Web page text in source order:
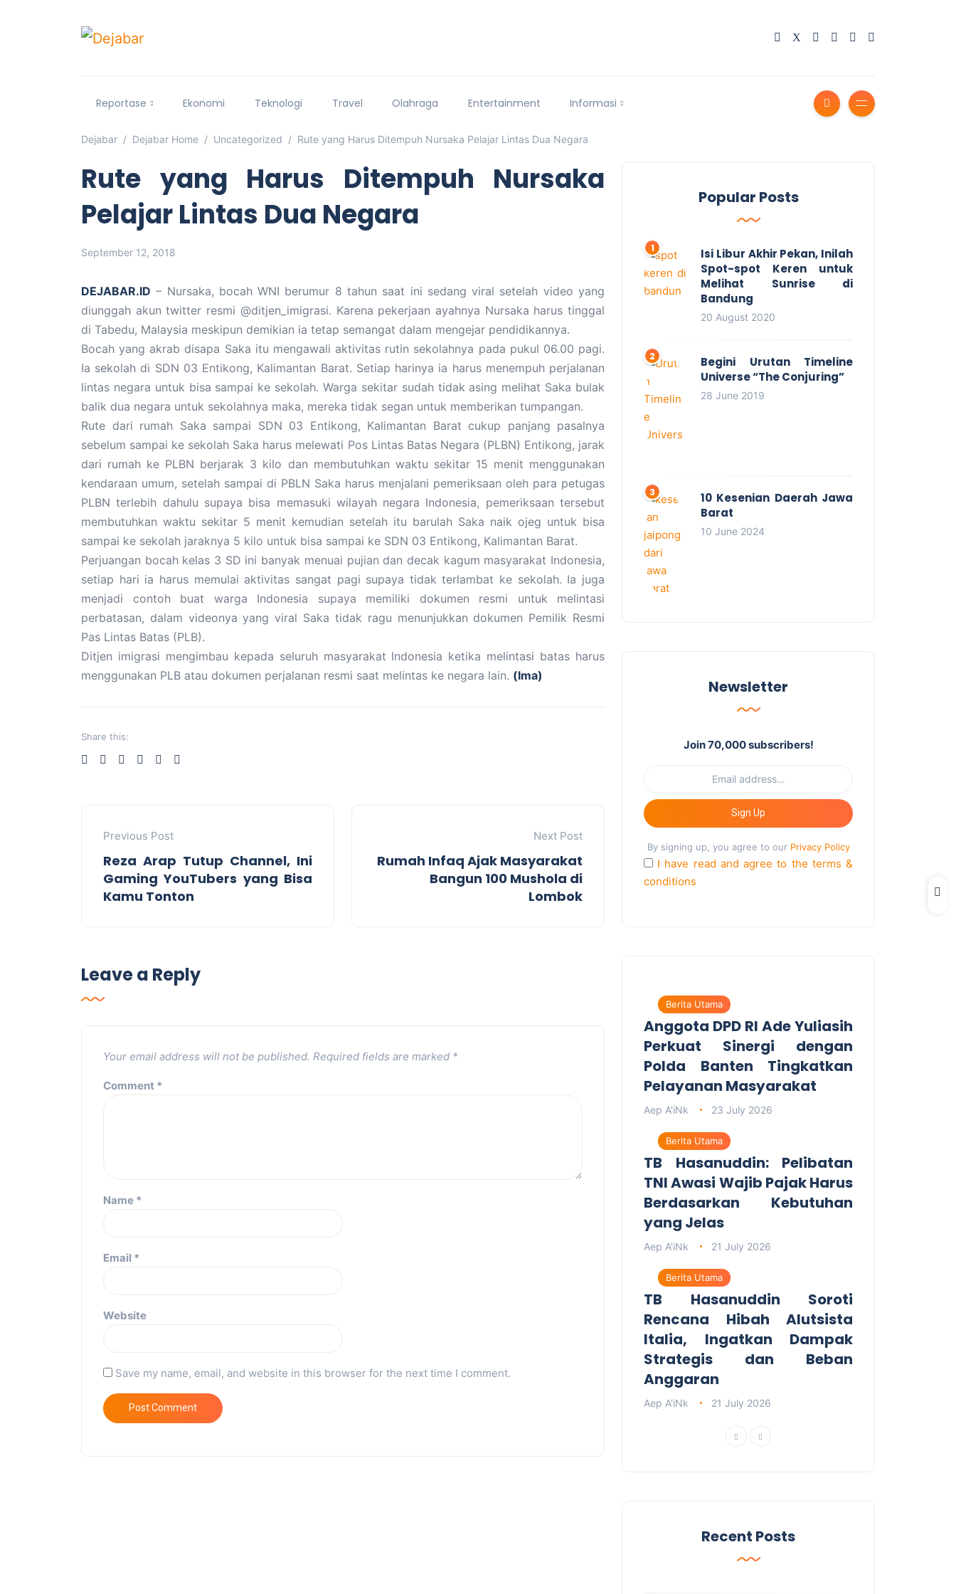
Reportase Ekonomi Teknologi Travel Olahraga Entertainment Informasi
Dejabar Dejabar Home Uncategorized Rute yang Harus Ditempuh Nursaka Pelajar Lintas Dua Negara
Rute yang Harus Ditempuh Nursaka
Pelajar Lintas Dua Negara
September 12, 2018
DEJABAR.ID – Nursaka, bocah WNI berumur 8 tahun saat ini sedang viral setelah video yang
diunggah akun twitter resmi @ditjen_imigrasi. Karena pekerjaan ayahnya Nursaka harus tinggal
di Tabedu, Malaysia meskipun demikian ia tetap semangat dalam mengejar pendidikannya.
Bocah yang akrab disapa Saka itu mengawali aktivitas rutin sekolahnya pada pukul 06.00 pagi.
Ia sekolah di SDN 03 Entikong, Kalimantan Barat. Setiap harinya ia harus menempuh perjalanan
lintas negara untuk bisa sampai ke sekolah. Warga sekitar sudah tidak asing melihat Saka bulak
balik dua negara untuk sekolahnya maka, mereka tidak segan untuk memberikan tumpangan.
Rute dari rumah Saka sampai SDN 03 Entikong, Kalimantan Barat cukup panjang pasalnya
sebelum sampai ke sekolah Saka harus melewati Pos Lintas Batas Negara (PLBN) Entikong, jarak
dari rumah ke PLBN berjarak 3 kilo dan membutuhkan waktu sekitar 15 menit menggunakan
kendaraan umum, setelah sampai di PBLN Saka harus menjalani pemeriksaan oleh para petugas
PLBN terlebih dahulu supaya bisa memasuki wilayah negara Indonesia, pemeriksaan tersebut
membutuhkan waktu sekitar 5 menit kemudian setelah itu barulah Saka naik ojeg untuk bisa
sampai ke sekolah jaraknya 5 kilo untuk bisa sampai ke SDN 03 Entikong, Kalimantan Barat.
Perjuangan bocah kelas 3 SD ini banyak menuai pujian dan decak kagum masyarakat Indonesia,
setiap hari ia harus memulai aktivitas sangat pagi supaya tidak terlambat ke sekolah. Ia juga
menjadi contoh buat warga Indonesia supaya memiliki dokumen resmi untuk melintasi
perbatasan, dalam videonya yang viral Saka tidak ragu menunjukkan dokumen Pemilik Resmi
Pas Lintas Batas (PLB).
Ditjen imigrasi mengimbau kepada seluruh masyarakat Indonesia ketika melintasi batas harus
menggunakan PLB atau dokumen perjalanan resmi saat melintas ke negara lain. (Ima)
Share this:
Previous Post
Reza Arap Tutup Channel, Ini
Gaming YouTubers yang Bisa
Kamu Tonton
Next Post
Rumah Infaq Ajak Masyarakat
Bangun 100 Mushola di
Lombok
Leave a Reply
Your email address will not be published. Required fields are marked *
Comment *
Name *
Email *
Website
Save my name, email, and website in this browser for the next time I comment.
Popular Posts
Isi Libur Akhir Pekan, Inilah
Spot-spot Keren untuk
Melihat Sunrise di
Bandung
20 August 2020
Begini Urutan Timeline
Universe “The Conjuring”
28 June 2019
10 Kesenian Daerah Jawa
Barat
10 June 2024
Newsletter
Join 70,000 subscribers!
Sign Up
By signing up, you agree to our Privacy Policy
I have read and agree to the terms &
conditions
Berita Utama
Anggota DPD RI Ade Yuliasih
Perkuat Sinergi dengan
Polda Banten Tingkatkan
Pelayanan Masyarakat
Aep A'iNk 23 July 2026
Berita Utama
TB Hasanuddin: Pelibatan
TNI Awasi Wajib Pajak Harus
Berdasarkan Kebutuhan
yang Jelas
Aep A'iNk 21 July 2026
Berita Utama
TB Hasanuddin Soroti
Rencana Hibah Alutsista
Italia, Ingatkan Dampak
Strategis dan Beban
Anggaran
Aep A'iNk 21 July 2026
Recent Posts